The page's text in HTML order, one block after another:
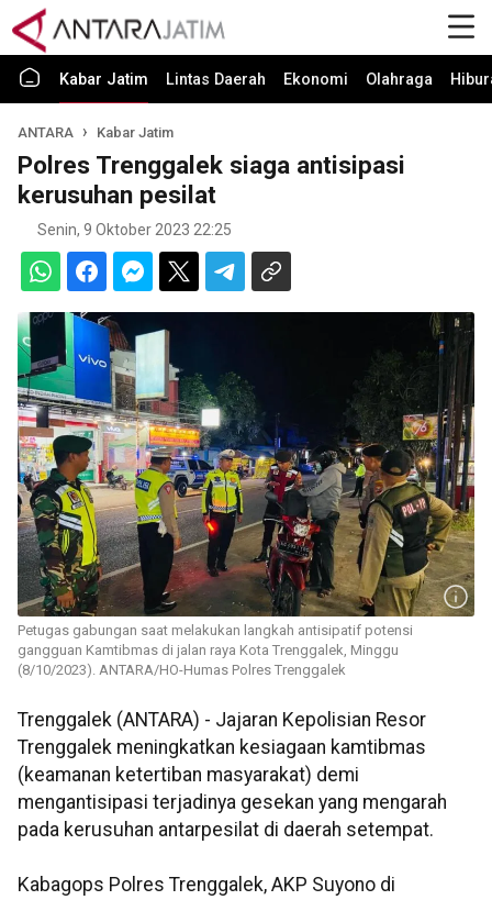
Kabar Jatim Lintas Daerah Ekonomi Olahraga
ANTARA Kabar Jatim
Polres Trenggalek siaga antisipasi
kerusuhan pesilat
Senin, 9 Oktober 2023 22:25
Petugas gabungan saat melakukan langkah antisipatif potensi
gangguan Kamtibmas di jalan raya Kota Trenggalek, Minggu
(8/10/2023). ANTARA/HO-Humas Polres Trenggalek
Trenggalek (ANTARA) - Jajaran Kepolisian Resor
Trenggalek meningkatkan kesiagaan kamtibmas
(keamanan ketertiban masyarakat) demi
mengantisipasi terjadinya gesekan yang mengarah
pada kerusuhan antarpesilat di daerah setempat.
Kabagops Polres Trenggalek, AKP Suyono di